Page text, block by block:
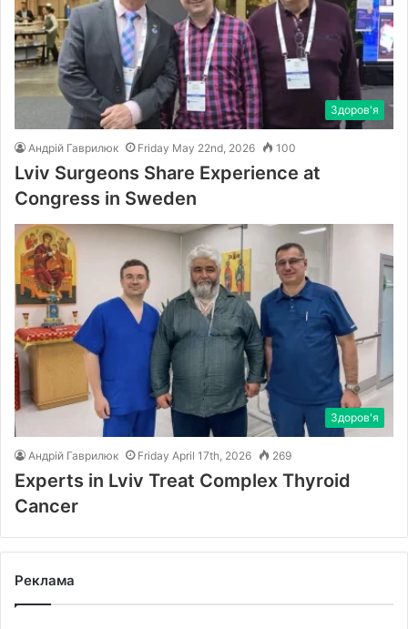
Здоров'я
Андрій Гаврилюк Friday May 22nd, 2026 100
Lviv Surgeons Share Experience at
Congress in Sweden
Здоров'я
Андрій Гаврилюк Friday April 17th, 2026 269
Experts in Lviv Treat Complex Thyroid
Cancer
Реклама